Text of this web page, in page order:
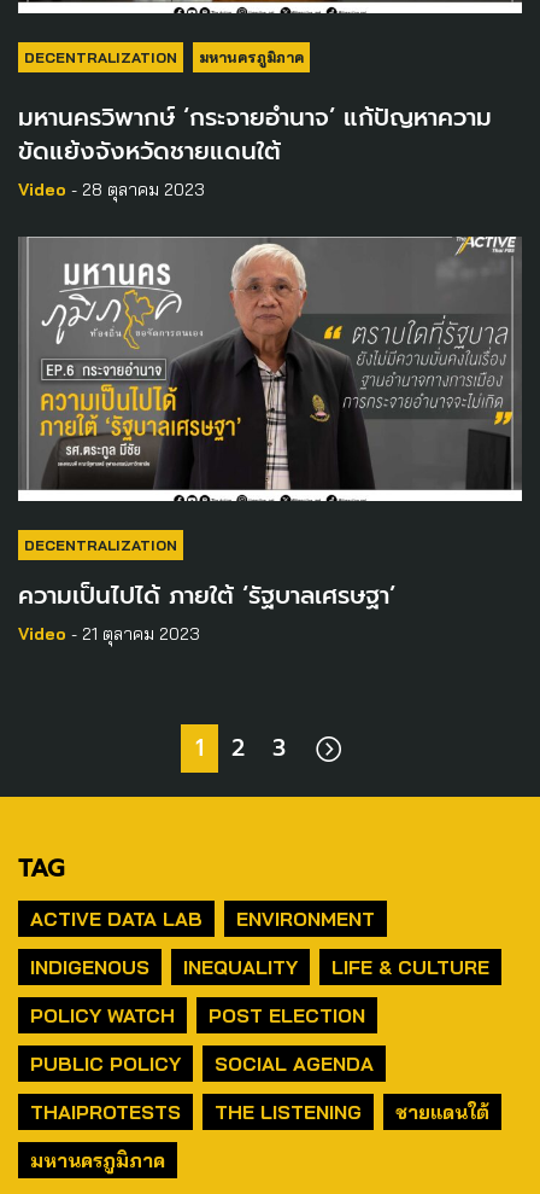
DECENTRALIZATION มหานครภูมิภาค
มหานครวิพากษ์ ‘กระจายอำนาจ’ แก้ปัญหาความ
ขัดแย้งจังหวัดชายแดนใต้
Video - 28 ตุลาคม 2023
DECENTRALIZATION
ความเป็นไปได้ ภายใต้ ‘รัฐบาลเศรษฐา’
Video - 21 ตุลาคม 2023
1 2 3
TAG
ACTIVE DATA LAB
ENVIRONMENT
INDIGENOUS
INEQUALITY
LIFE & CULTURE
POLICY WATCH
POST ELECTION
PUBLIC POLICY
SOCIAL AGENDA
THAIPROTESTS
THE LISTENING
ชายแดนใต้
มหานครภูมิภาค